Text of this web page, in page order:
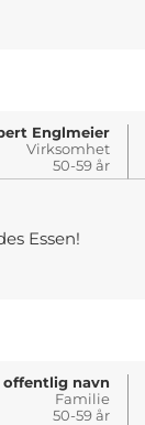
Englmeier
Virksomhet
50-59 år
Essen!
offentlig navn
Familie
50-59 år